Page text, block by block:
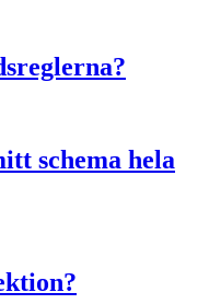
schema hela